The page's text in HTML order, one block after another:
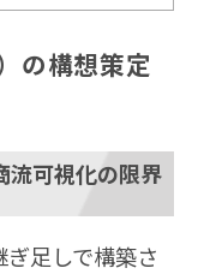
の構想策定
流可視化の限界
足しで構築さ